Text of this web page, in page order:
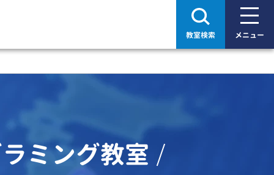
教室検索 メニュー
ミング教室